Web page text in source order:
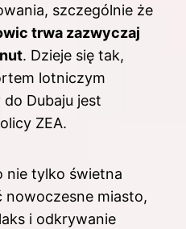
szczególnie że
trwa zazwyczaj
. Dzieje się tak,
lotniczym
do Dubaju jest
ZEA.
nie tylko świetna
nowoczesne miasto,
i odkrywanie